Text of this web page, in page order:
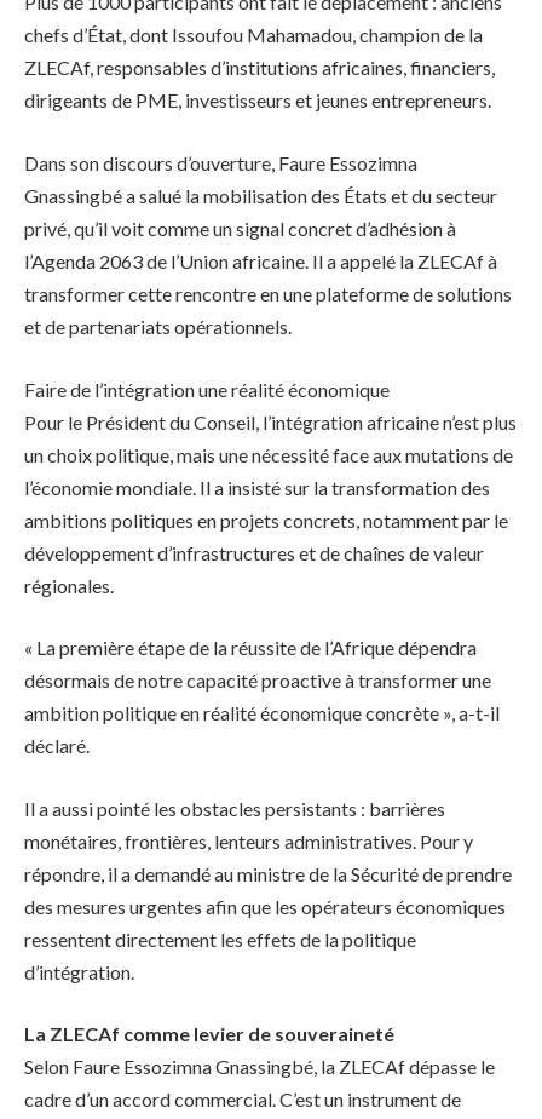
chefs d’État, dont Issoufou Mahamadou, champion de la
ZLECAf, responsables d’institutions africaines, financiers,
dirigeants de PME, investisseurs et jeunes entrepreneurs.
Dans son discours d’ouverture, Faure Essozimna
Gnassingbé a salué la mobilisation des États et du secteur
privé, qu’il voit comme un signal concret d’adhésion à
l’Agenda 2063 de l’Union africaine. Il a appelé la ZLECAf à
transformer cette rencontre en une plateforme de solutions
et de partenariats opérationnels.
Faire de l’intégration une réalité économique
Pour le Président du Conseil, l’intégration africaine n’est plus
un choix politique, mais une nécessité face aux mutations de
l’économie mondiale. Il a insisté sur la transformation des
ambitions politiques en projets concrets, notamment par le
développement d’infrastructures et de chaînes de valeur
régionales.
« La première étape de la réussite de l’Afrique dépendra
désormais de notre capacité proactive à transformer une
ambition politique en réalité économique concrète », a-t-il
déclaré.
Il a aussi pointé les obstacles persistants : barrières
monétaires, frontières, lenteurs administratives. Pour y
répondre, il a demandé au ministre de la Sécurité de prendre
des mesures urgentes afin que les opérateurs économiques
ressentent directement les effets de la politique
d’intégration.
La ZLECAf comme levier de souveraineté
Selon Faure Essozimna Gnassingbé, la ZLECAf dépasse le
cadre d’un accord commercial. C’est un instrument de